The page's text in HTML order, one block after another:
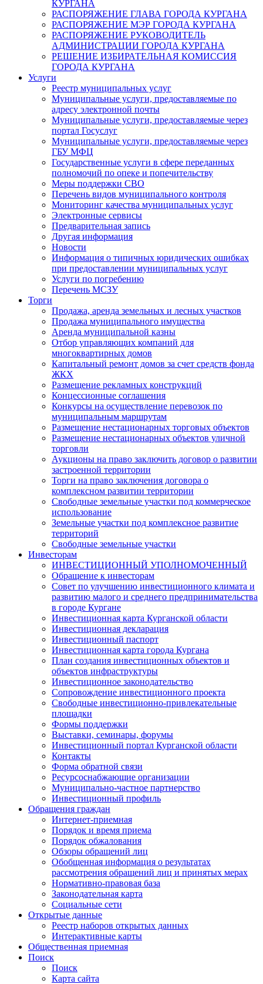
КУРГАНА
РАСПОРЯЖЕНИЕ ГЛАВА ГОРОДА КУРГАНА
РАСПОРЯЖЕНИЕ МЭР ГОРОДА КУРГАНА
РАСПОРЯЖЕНИЕ РУКОВОДИТЕЛЬ
АДМИНИСТРАЦИИ ГОРОДА КУРГАНА
РЕШЕНИЕ ИЗБИРАТЕЛЬНАЯ КОМИССИЯ
ГОРОДА КУРГАНА
Услуги
Реестр муниципальных услуг
Муниципальные услуги, предоставляемые по
адресу электронной почты
Муниципальные услуги, предоставляемые через
портал Госуслуг
Муниципальные услуги, предоставляемые через
ГБУ МФЦ
Государственные услуги в сфере переданных
полномочий по опеке и попечительству
Меры поддержки СВО
Перечень видов муниципального контроля
Мониторинг качества муниципальных услуг
Электронные сервисы
Предварительная запись
Другая информация
Новости
Информация о типичных юридических ошибках
при предоставлении муниципальных услуг
Услуги по погребению
Перечень МСЗУ
Торги
Продажа, аренда земельных и лесных участков
Продажа муниципального имущества
Аренда муниципальной казны
Отбор управляющих компаний для
многоквартирных домов
Капитальный ремонт домов за счет средств фонда
ЖКХ
Размещение рекламных конструкций
Концессионные соглашения
Конкурсы на осуществление перевозок по
муниципальным маршрутам
Размещение нестационарных торговых объектов
Размещение нестационарных объектов уличной
торговли
Аукционы на право заключить договор о развитии
застроенной территории
Торги на право заключения договора о
комплексном развитии территории
Свободные земельные участки под коммерческое
использование
Земельные участки под комплексное развитие
территорий
Свободные земельные участки
Инвесторам
ИНВЕСТИЦИОННЫЙ УПОЛНОМОЧЕННЫЙ
Обращение к инвесторам
Совет по улучшению инвестиционного климата и
развитию малого и среднего предпринимательства
в городе Кургане
Инвестиционная карта Курганской области
Инвестиционная декларация
Инвестиционный паспорт
Инвестиционная карта города Кургана
План создания инвестиционных объектов и
объектов инфраструктуры
Инвестиционное законодательство
Сопровождение инвестиционного проекта
Свободные инвестиционно-привлекательные
площадки
Формы поддержки
Выставки, семинары, форумы
Инвестиционный портал Курганской области
Контакты
Форма обратной связи
Ресурсоснабжающие организации
Муниципально-частное партнерство
Инвестиционный профиль
Обращения граждан
Интернет-приемная
Порядок и время приема
Порядок обжалования
Обзоры обращений лиц
Обобщенная информация о результатах
рассмотрения обращений лиц и принятых мерах
Нормативно-правовая база
Законодательная карта
Социальные сети
Открытые данные
Реестр наборов открытых данных
Интерактивные карты
Общественная приемная
Поиск
Поиск
Карта сайта